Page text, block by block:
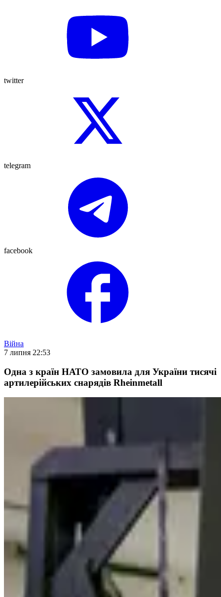
twitter
telegram
facebook
Війна
7 липня 22:53
Одна з країн НАТО замовила для України тисячі
артилерійських снарядів Rheinmetall